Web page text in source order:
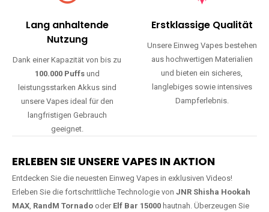
Lang anhaltende
Nutzung
Dank einer Kapazität von bis zu
100.000 Puffsund
leistungsstarken Akkus sind
unsere Vapes ideal für den
langfristigen Gebrauch
geeignet.
Erstklassige Qualität
Unsere Einweg Vapes bestehen
aus hochwertigen Materialien
und bieten ein sicheres,
langlebiges sowie intensives
Dampferlebnis.
ERLEBEN SIE UNSERE VAPES IN AKTION
Entdecken Sie die neuesten Einweg Vapes in exklusiven Videos!
Erleben Sie die fortschrittliche Technologie von JNR Shisha Hookah
MAX, RandM Tornado oder Elf Bar 15000 hautnah. Überzeugen Sie